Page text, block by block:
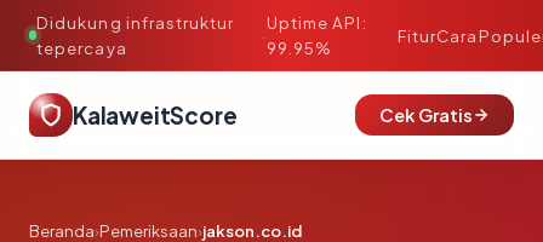
Didukung infrastruktur
tepercaya
·
Uptime API:
99.95%
FiturCara
KalaweitScore Cek Gratis
Beranda›Pemeriksaan›jakson.co.id